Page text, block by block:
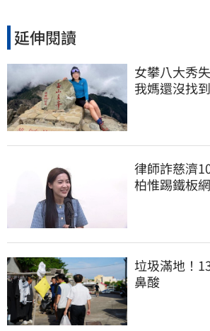
延伸閱讀
女攀八大秀
我媽還沒找到
律師詐慈濟
柏惟踢鐵板
垃圾滿地！
鼻酸